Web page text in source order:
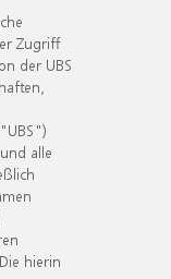
Zugriff
der UBS
alle
hierin